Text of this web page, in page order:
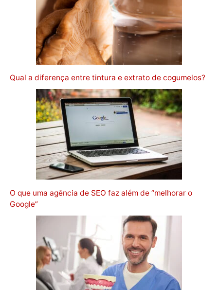
Qual a diferença entre tintura e extrato de cogumelos?
O que uma agência de SEO faz além de “melhorar o
Google”